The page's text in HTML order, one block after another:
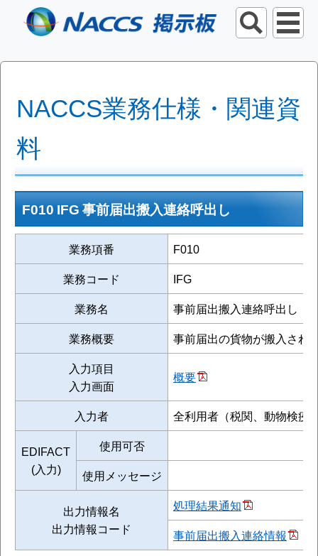
NACCS業務仕様・関連資
料
F010 IFG 事前届出搬入連絡呼出し
業務項番
F010
業務コード
IFG
業務名
事前届出搬入連絡呼出し
業務概要
事前届出の貨物が搬入され
入力項目
入力画面
概要
入力者 全利用者（税関、動物検疫
EDIFACT
(入力)
使用可否
使用メッセージ
出力情報名
出力情報コード
処理結果通知
事前届出搬入連絡情報